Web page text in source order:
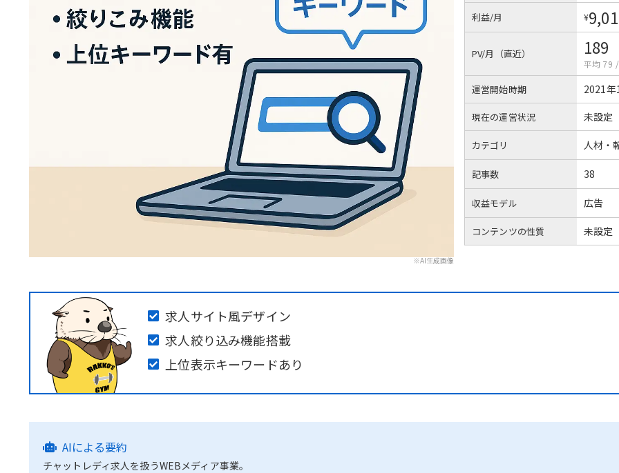
※AI生成画像
利益/月 ¥
PV/月（直近） 189
平均 79 /
運営開始時期 2021年
現在の運営状況 未設定
カテゴリ 人材・
記事数 38
収益モデル 広告
コンテンツの性質 未設定
求人サイト風デザイン
求人絞り込み機能搭載
上位表示キーワードあり
AIによる要約
チャットレディ求人を扱うWEBメディア事業。